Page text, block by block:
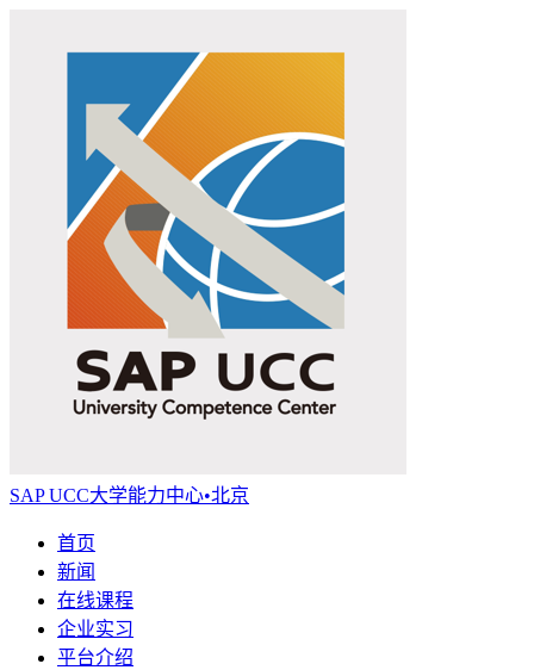
SAP UCC大学能力中心•北京
首页
新闻
在线课程
企业实习
平台介绍